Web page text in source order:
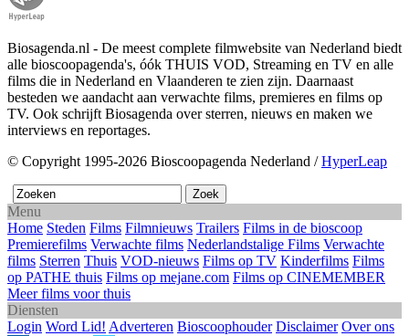
Biosagenda.nl - De meest complete filmwebsite van Nederland biedt
alle bioscoopagenda's, óók THUIS VOD, Streaming en TV en alle
films die in Nederland en Vlaanderen te zien zijn. Daarnaast
besteden we aandacht aan verwachte films, premieres en films op
TV. Ook schrijft Biosagenda over sterren, nieuws en maken we
interviews en reportages.
© Copyright 1995-2026 Bioscoopagenda Nederland /HyperLeap
Menu
Home Steden Films Filmnieuws Trailers Films in de bioscoop
Premierefilms Verwachte films Nederlandstalige Films Verwachte
films Sterren Thuis VOD-nieuws Films op TV Kinderfilms Films
op PATHE thuis Films op mejane.com Films op CINEMEMBER
Meer films voor thuis
Diensten
Login Word Lid! Adverteren Bioscoophouder Disclaimer Over ons